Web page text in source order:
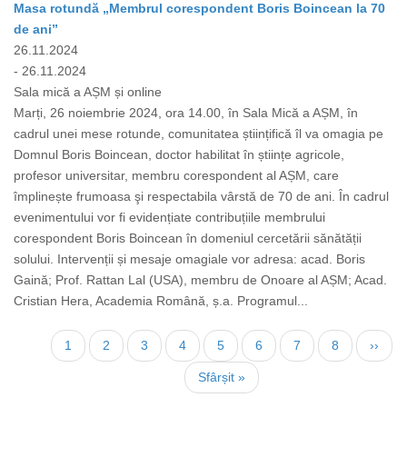
Masa rotundă „Membrul corespondent Boris Boincean la 70
de ani”
26.11.2024
- 26.11.2024
Sala mică a AȘM și online
Marți, 26 noiembrie 2024, ora 14.00, în Sala Mică a AȘM, în
cadrul unei mese rotunde, comunitatea științifică îl va omagia pe
Domnul Boris Boincean, doctor habilitat în științe agricole,
profesor universitar, membru corespondent al AȘM, care
împlinește frumoasa şi respectabila vârstă de 70 de ani. În cadrul
evenimentului vor fi evidențiate contribuțiile membrului
corespondent Boris Boincean în domeniul cercetării sănătății
solului. Intervenții și mesaje omagiale vor adresa: acad. Boris
Gaină; Prof. Rattan Lal (USA), membru de Onoare al AȘM; Acad.
Cristian Hera, Academia Română, ș.a. Programul...
PaginationCurrent
page
1 Page
2 Page
3 Page
4 Page
5 Page
6 Page
7 Page
8
Next
page
››
Last
page
Sfârșit »